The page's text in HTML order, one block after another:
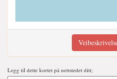
Legg til dette kortet på nettstedet ditt;